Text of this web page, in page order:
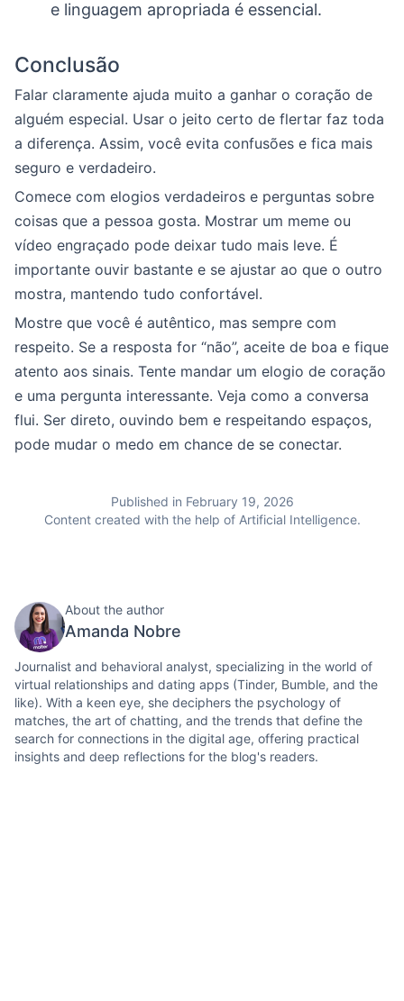
e linguagem apropriada é essencial.
Conclusão
Falar claramente ajuda muito a ganhar o coração de
alguém especial. Usar o jeito certo de flertar faz toda
a diferença. Assim, você evita confusões e fica mais
seguro e verdadeiro.
Comece com elogios verdadeiros e perguntas sobre
coisas que a pessoa gosta. Mostrar um meme ou
vídeo engraçado pode deixar tudo mais leve. É
importante ouvir bastante e se ajustar ao que o outro
mostra, mantendo tudo confortável.
Mostre que você é autêntico, mas sempre com
respeito. Se a resposta for “não”, aceite de boa e fique
atento aos sinais. Tente mandar um elogio de coração
e uma pergunta interessante. Veja como a conversa
flui. Ser direto, ouvindo bem e respeitando espaços,
pode mudar o medo em chance de se conectar.
Published in February 19, 2026
Content created with the help of Artificial Intelligence.
About the author
Amanda Nobre
Journalist and behavioral analyst, specializing in the world of
virtual relationships and dating apps (Tinder, Bumble, and the
like). With a keen eye, she deciphers the psychology of
matches, the art of chatting, and the trends that define the
search for connections in the digital age, offering practical
insights and deep reflections for the blog's readers.